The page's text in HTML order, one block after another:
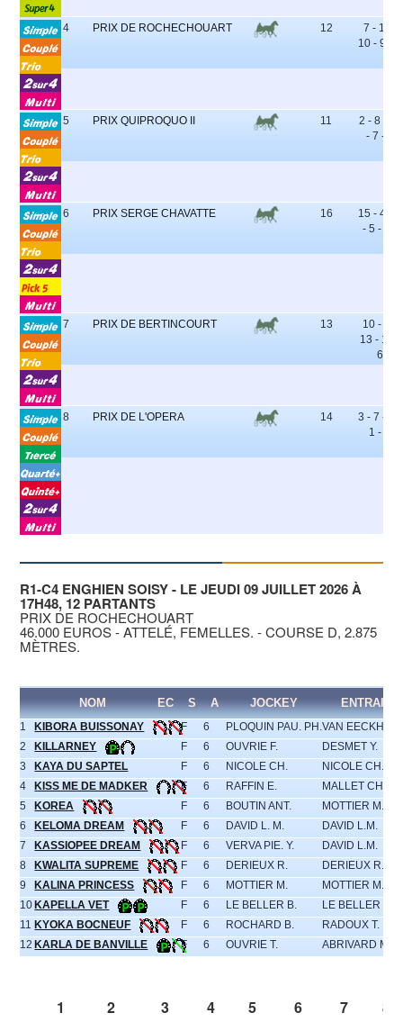
4 PRIX DE ROCHECHOUART 12
7 - 11 -
10 - 9 - 4
5 PRIX QUIPROQUO II 11
2 - 8 - 11
- 7 - 9
6 PRIX SERGE CHAVATTE 16
15 - 4 - 6
- 5 - 10
7 PRIX DE BERTINCOURT 13
10 - 9 -
13 - 11 -
6
8 PRIX DE L'OPERA 14
3 - 7 - 8 -
1 - 5
R1-C4 ENGHIEN SOISY - LE JEUDI 09 JUILLET 2026 À
17H48, 12 PARTANTS
PRIX DE ROCHECHOUART
46.000 EUROS - ATTELÉ, FEMELLES. - COURSE D, 2.875
MÈTRES.
NOM EC S A JOCKEY
1 KIBORA BUISSONAY F 6 PLOQUIN PAU. PH.VAN
2
KILLARNEY F 6 OUVRIE F.
DESMET Y.
3
KAYA DU SAPTEL F 6 NICOLE CH.
NICOLE CH.
4
KISS ME DE MADKER F 6 RAFFIN E.
MALLET CH.A.
5
KOREA F 6 BOUTIN ANT.
MOTTIER M.
6
KELOMA DREAM F 6 DAVID L. M.
DAVID L.M.
7
KASSIOPEE DREAM F 6 VERVA PIE. Y.
DAVID L.M.
8
KWALITA SUPREME F 6 DERIEUX R.
DERIEUX R.
9
KALINA PRINCESS F 6 MOTTIER M.
MOTTIER M.
10 KAPELLA VET F 6 LE BELLER B.
LE BELLER B.
11 KYOKA BOCNEUF F 6 ROCHARD B.
RADOUX T.
12 KARLA DE BANVILLE F 6 OUVRIE T. ABRIVARD M.
1 2 3 4 5 6 7 8